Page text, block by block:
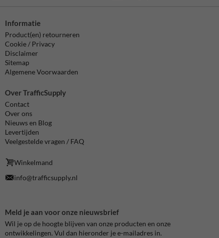
Informatie
Product(en) retourneren
Cookie / Privacy
Disclaimer
Sitemap
Algemene Voorwaarden
Over TrafficSupply
Contact
Over ons
Nieuws en Blog
Levertijden
Veelgestelde vragen / FAQ
Winkelmand
info@trafficsupply.nl
Meld je aan voor onze nieuwsbrief
Wil je op de hoogte blijven van onze producten en onze
ontwikkelingen. Vul dan hieronder je e-mailadres in.